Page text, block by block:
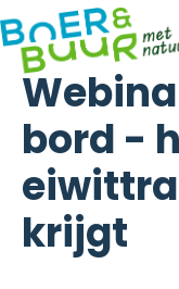
bord -
krijgt